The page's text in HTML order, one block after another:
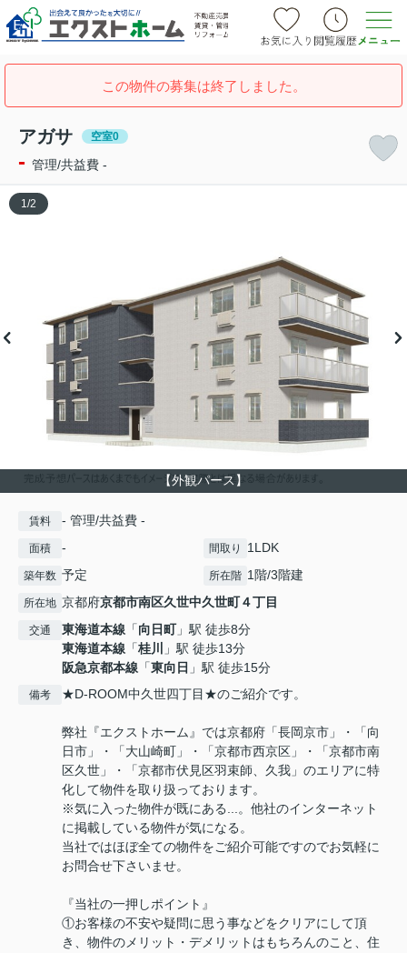
この物件の募集は終了しました。
アガサ 空室0
- 管理/共益費 -
【外観パース】
1 /2
賃料 - 管理/共益費 -
面積 - 間取り 1LDK
築年数 予定 所在階 1階/3階建
所在地 京都府京都市南区久世中久世町４丁目
交通 東海道本線 「向日町」駅 徒歩8分
東海道本線 「桂川
」駅 徒歩13分
阪急京都本線 「東向日 」駅 徒歩15分
備考 ★D-ROOM中久世四丁目★のご紹介です。
弊社『エクストホーム』では京都府「長岡京市」・「向
日市」・「大山崎町」・「京都市西京区」・「京都市南
区久世」・「京都市伏見区羽束師、久我」のエリアに特
化して物件を取り扱っております。
※気に入った物件が既にある...。他社のインターネット
に掲載している物件が気になる。
当社ではほぼ全ての物件をご紹介可能ですのでお気軽に
お問合せ下さいませ。
『当社の一押しポイント』
①お客様の不安や疑問に思う事などをクリアにして頂
き、物件のメリット・デメリットはもちろんのこと、住